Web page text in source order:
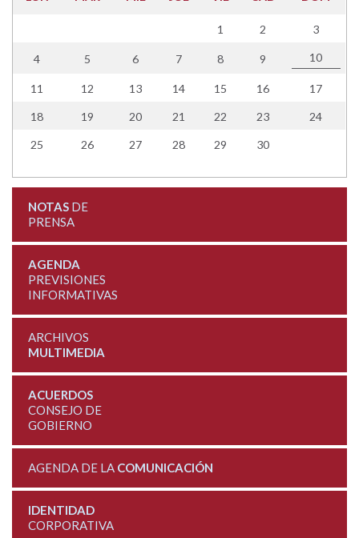
1 2 3
4 5 6 7 8 9 10
11 12 13 14 15 16 17
18 19 20 21 22 23 24
25 26 27 28 29 30
NOTASDE
PRENSA
AGENDA
PREVISIONES
INFORMATIVAS
ARCHIVOS
MULTIMEDIA
ACUERDOS
CONSEJO DE
GOBIERNO
AGENDA DE LA COMUNICACIÓN
IDENTIDAD
CORPORATIVA